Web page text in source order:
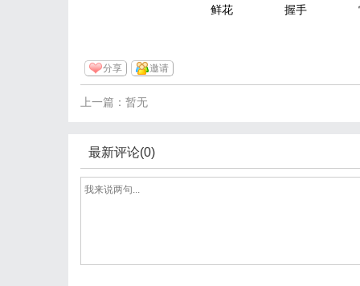
鲜花 握手
分享 邀请
上一篇：暂无
最新评论(0)